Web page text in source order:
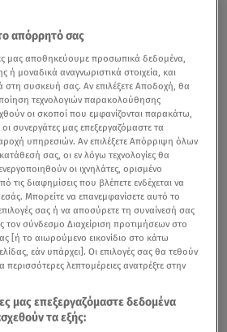
απόρρητό σας
μας αποθηκεύουμε προσωπικά δεδομένα,
μοναδικά αναγνωριστικά στοιχεία, και
συσκευή σας. Αν επιλέξετε Αποδοχή, θα
τεχνολογιών παρακολούθησης
οι σκοποί που εμφανίζονται παρακάτω,
οι συνεργάτες μας επεξεργαζόμαστε τα
υπηρεσιών. Αν επιλέξετε Απόρριψη όλων
σας, οι εν λόγω τεχνολογίες θα
οι ιχνηλάτες, ορισμένο
τις διαφημίσεις που βλέπετε ενδέχεται να
εσάς. Μπορείτε να επανεμφανίσετε αυτό το
σας ή να αποσύρετε τη συναίνεσή σας
σύνδεσμο Διαχείριση προτιμήσεων στο
[ή το αιωρούμενο εικονίδιο στο κάτω
εάν υπάρχει]. Οι επιλογές σας θα τεθούν
περισσότερες λεπτομέρειες ανατρέξτε στην
μας επεξεργαζόμαστε δεδομένα
τα εξής: